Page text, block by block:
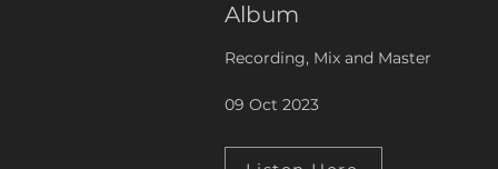
Album
Recording, Mix and Master
09 Oct 2023